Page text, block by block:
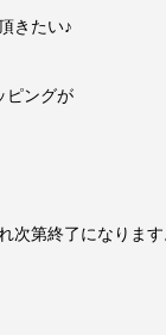
きたい♪
ピングが
次第終了になりま